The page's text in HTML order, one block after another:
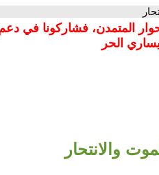
المتمدن، فشاركونا في
الحر
والانتحار